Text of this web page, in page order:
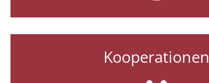
Kooperationen